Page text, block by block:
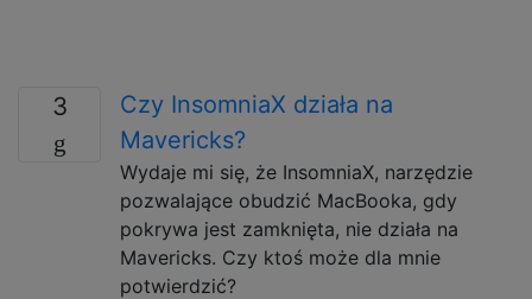
3
Czy InsomniaX działa na
Mavericks?
Wydaje mi się, że InsomniaX, narzędzie
pozwalające obudzić MacBooka, gdy
pokrywa jest zamknięta, nie działa na
Mavericks. Czy ktoś może dla mnie
potwierdzić?